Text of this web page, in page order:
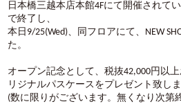
日本橋三越本店本館4Fにて開催されてい
で終了し、
本日9/25(Wed)、同フロアにて、NEW
た。
オープン記念として、税抜42,000円以
リジナルパスケースをプレゼント致しま
(数に限りがございます。無くなり次第